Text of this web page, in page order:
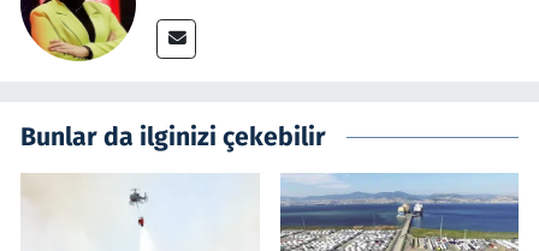
Bunlar da ilginizi çekebilir